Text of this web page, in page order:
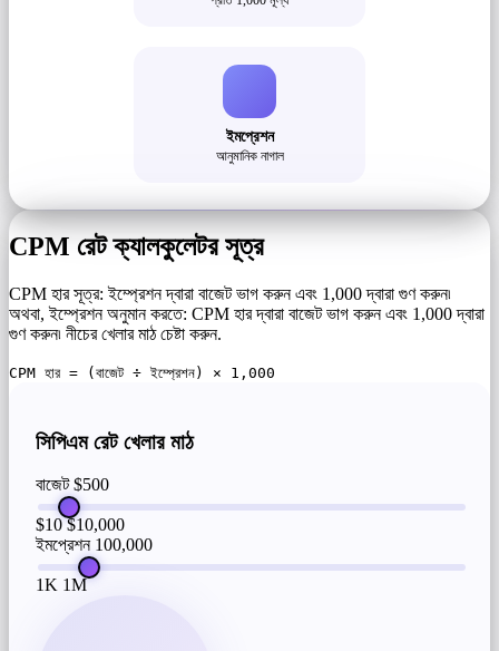
ইমপ্রেশন
আনুমানিক নাগাল
CPM রেট ক্যালকুলেটর সূত্র
CPM হার সূত্র: ইম্প্রেশন দ্বারা বাজেট ভাগ করুন এবং 1,000 দ্বারা গুণ করুন৷
অথবা, ইম্প্রেশন অনুমান করতে: CPM হার দ্বারা বাজেট ভাগ করুন এবং 1,000 দ্বারা
গুণ করুন৷ নীচের খেলার মাঠ চেষ্টা করুন.
CPM হার = (বাজেট ÷ ইম্প্রেশন) × 1,000
সিপিএম রেট খেলার মাঠ
বাজেট $500
$10 $10,000
ইমপ্রেশন 100,000
1K 1M